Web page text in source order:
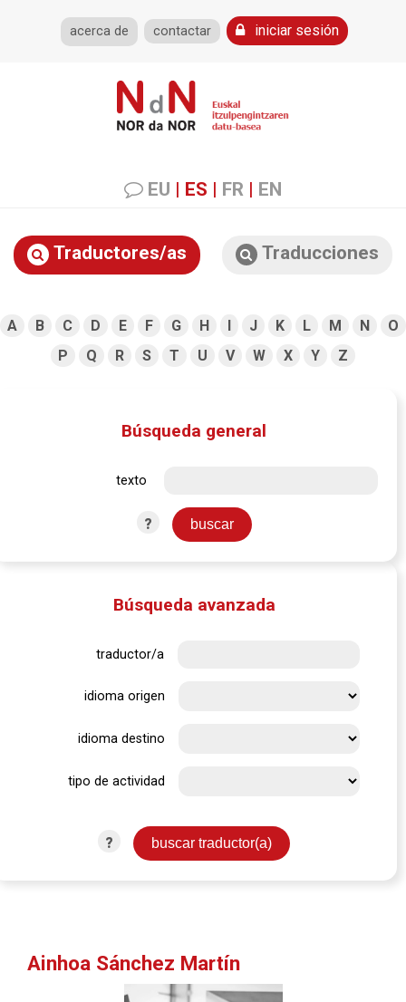
acerca de contactar iniciar sesión
EU | ES | FR | EN
Traductores/as Traducciones
A B C D E F G H I J K L M N
O
P
Q R S T U V W X Y Z
Búsqueda general
texto
?
Búsqueda avanzada
traductor/a
idioma origen
idioma destino
tipo de actividad
?
Ainhoa Sánchez Martín